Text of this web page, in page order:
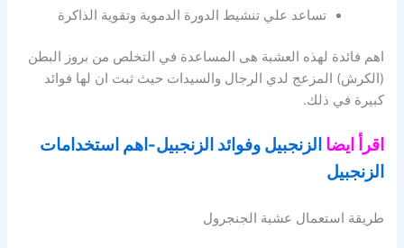
تساعد علي تنشيط الدورة الدموية وتقوية الذاكرة
اهم فائدة لهذه العشبة هى المساعدة في التخلص من بروز البطن
(الكرش) المزعج لدي الرجال والسيدات حيث ثبت ان لها فوائد
كبيرة في ذلك.
اقرأ ايضا الزنجبيل وفوائد الزنجبيل-اهم استخدامات
الزنجبيل
طريقة استعمال عشبة الجنجرول